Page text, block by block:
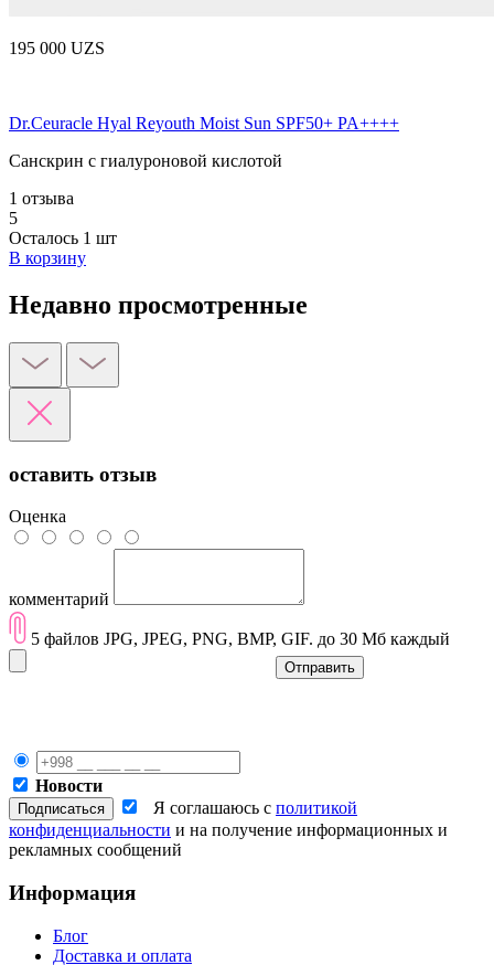
195 000 UZS
Dr.Ceuracle Hyal Reyouth Moist Sun SPF50+ PA++++
Санскрин с гиалуроновой кислотой
1 отзыва
5
Осталось 1 шт
В корзину
Недавно просмотренные
оставить отзыв
Оценка
комментарий
5 файлов JPG, JPEG, PNG, BMP, GIF. до 30 Мб каждый
Отправить
Новости
Я соглашаюсь с политикой
конфиденциальности и на получение информационных и
рекламных сообщений
Информация
Блог
Доставка и оплата